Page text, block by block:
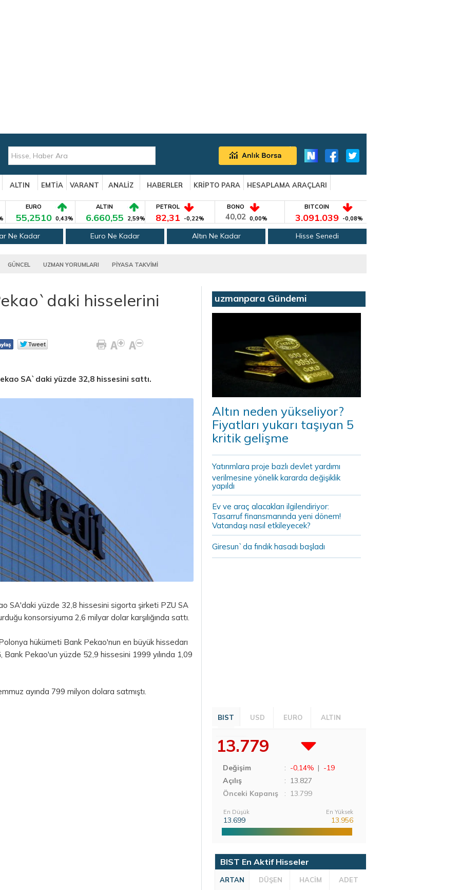
ALTIN EMTİA VARANT ANALİZ HABERLER KRİPTO PARA
HESAPLAMA ARAÇLARI
EURO
55,2510 0,43%
ALTIN
6.660,55 2,59%
PETROL
82,31 -0,22%
BONO
40,02 0,00%
BITCOIN
3.091.039 -0,08%
Ne Kadar Euro Ne Kadar Altın Ne Kadar Hisse Senedi
GÜNCEL UZMAN YORUMLARI PİYASA TAKVİMİ
hisselerini
SA`daki yüzde 32,8 hissesini sattı.
SA'daki yüzde 32,8 hissesini sigorta şirketi PZU SA
konsorsiyuma 2,6 milyar dolar karşılığında sattı.
hükümeti Bank Pekao'nun en büyük hissedarı
Pekao'un yüzde 52,9 hissesini 1999 yılında 1,09
ayında 799 milyon dolara satmıştı.
uzmanpara Gündemi
Altın neden yükseliyor?
Fiyatları yukarı taşıyan 5
kritik gelişme
Yatırımlara proje bazlı devlet yardımı
verilmesine yönelik kararda değişiklik
yapıldı
Ev ve araç alacakları ilgilendiriyor:
Tasarruf finansmanında yeni dönem!
Vatandaşı nasıl etkileyecek?
Giresun`da fındık hasadı başladı
BIST USD EURO ALTIN
13.779
Değişim : -0,14% | -19
Açılış
: 13.827
Önceki Kapanış
: 13.799
En Düşük
13.699
En Yüksek
13.956
BIST En Aktif Hisseler
ARTAN DÜŞEN HACİM ADET